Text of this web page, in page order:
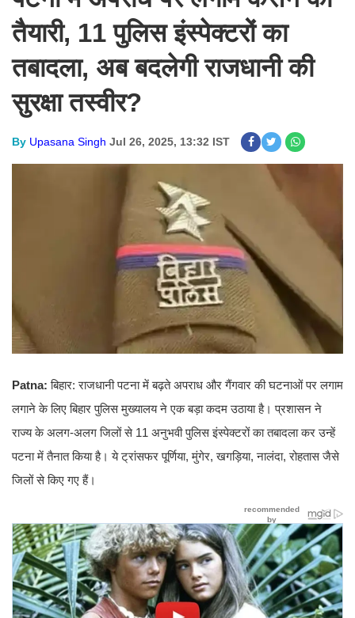
तैयारी, 11 पुलिस इंस्पेक्टरों का
तबादला, अब बदलेगी राजधानी की
सुरक्षा तस्वीर?
By Upasana Singh Jul 26, 2025, 13:32 IST
Patna:बिहार: राजधानी पटना में बढ़ते अपराध और गैंगवार की घटनाओं पर लगाम
लगाने के लिए बिहार पुलिस मुख्यालय ने एक बड़ा कदम उठाया है। प्रशासन ने
राज्य के अलग-अलग जिलों से 11 अनुभवी पुलिस इंस्पेक्टरों का तबादला कर उन्हें
पटना में तैनात किया है। ये ट्रांसफर पूर्णिया, मुंगेर, खगड़िया, नालंदा, रोहतास जैसे
जिलों से किए गए हैं।